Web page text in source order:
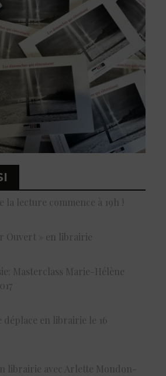
la lecture commence à 19h !
Ouvert » en librairie
Masterclass Marie-Hélène
déplace en librairie le 16
librairie avec Arlette Mondon-